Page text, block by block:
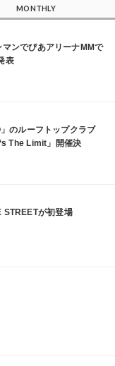
MONTHLY
ンでぴあアリーナMMで
表
のルーフトップクラブ
The Limit」開催決
本を代表するDJ・クリ
STREETが初登場